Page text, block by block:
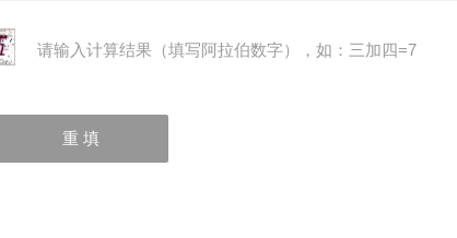
请输入计算结果（填写阿拉伯数字），如：三加四=7